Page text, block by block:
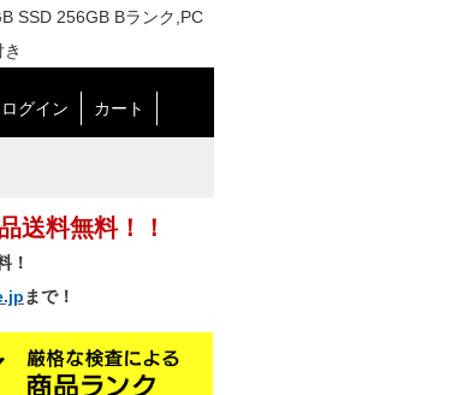
SSD 256GB Bランク,PC
ログイン カート
送料無料！！
！
まで！